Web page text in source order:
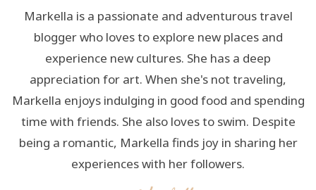
Markella is a passionate and adventurous travel
blogger who loves to explore new places and
experience new cultures. She has a deep
appreciation for art. When she's not traveling,
Markella enjoys indulging in good food and spending
time with friends. She also loves to swim. Despite
being a romantic, Markella finds joy in sharing her
experiences with her followers.